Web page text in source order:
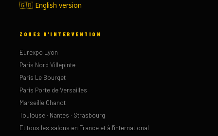
🇬🇧 English version
ZONES D'INTERVENTION
Eurexpo Lyon
Paris Nord Villepinte
Paris Le Bourget
Paris Porte de Versailles
Marseille Chanot
Toulouse · Nantes · Strasbourg
Et tous les salons en France et à l'international